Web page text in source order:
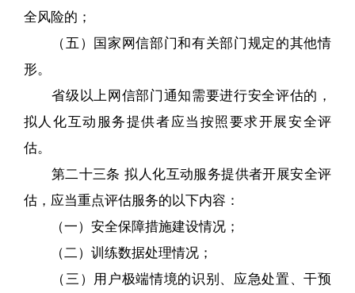
全风险的；
（五）国家网信部门和有关部门规定的其他情
形。
省级以上网信部门通知需要进行安全评估的，
拟人化互动服务提供者应当按照要求开展安全评
估。
第二十三条 拟人化互动服务提供者开展安全评
估，应当重点评估服务的以下内容：
（一）安全保障措施建设情况；
（二）训练数据处理情况；
（三）用户极端情境的识别、应急处置、干预